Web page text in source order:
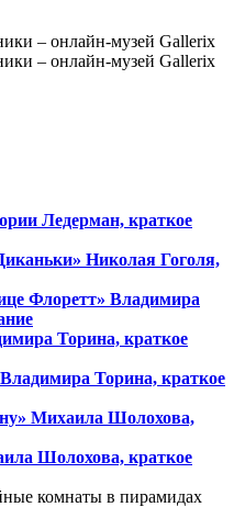
Ледерман, краткое
Николая Гоголя,
Флоретт» Владимира
Торина, краткое
Торина, краткое
Михаила Шолохова,
Шолохова, краткое